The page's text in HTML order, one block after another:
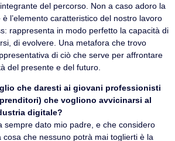
del percorso. Non a caso adoro la
è l’elemento caratteristico del nostro lavoro
rappresenta in modo perfetto la capacità di
di evolvere. Una metafora che trovo
di ciò che serve per affrontare
del presente e del futuro.
che daresti ai giovani professionisti
che vogliono avvicinarsi al
digitale?
sempre dato mio padre, e che considero
cosa che nessuno potrà mai toglierti è la